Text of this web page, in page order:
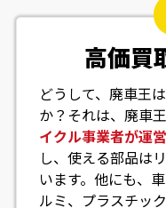
高価買
どうして、廃車王
か？それは、廃車
イクル事業者が運営
し、使える部品は
います。他にも、
ルミ、プラスチッ